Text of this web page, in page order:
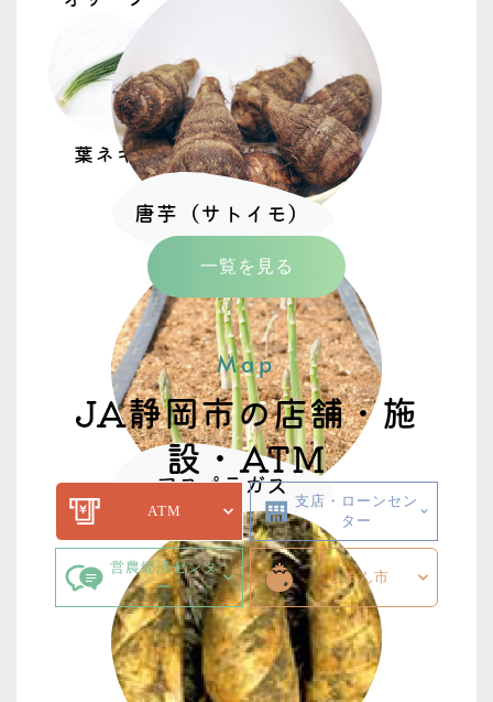
葉ネギ
唐芋（サトイモ）
アスパラガス
一覧を見る
Map
JA静岡市の店舗・施
設・ATM
ATM
支店・ローンセン
ター
営農経済センタ
ー
じまん市